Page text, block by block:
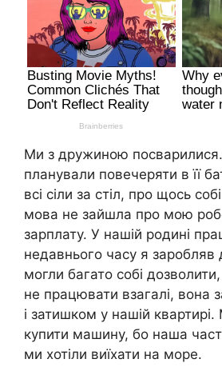
Ми з дружиною
планували повечеряти в її
всі сіли за стіл, про щось
мова не зайшла про мою
зарплату. У нашій родині
недавнього часу я
могли багато собі
не працювати взагалі, вона
і затишком у нашій
купити машину, бо наша
ми хотіли виїхати на море.